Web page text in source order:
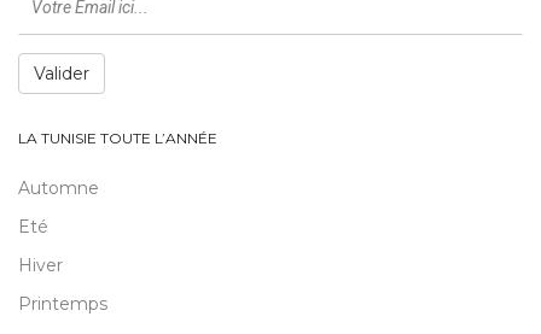
Valider
LA TUNISIE TOUTE L’ANNÉE
Automne
Eté
Hiver
Printemps